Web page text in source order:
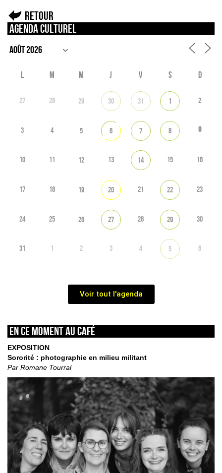
Retour
Agenda culturel
L M M J V S D
27 28 29 30 31 1 2
3 4 5 6 7 8 9
10 11 12 13 14 15 16
17 18 19 20 21 22 23
24 25 26 27 28 29 30
31 1 2 3 4 5 6
Voir tout l'agenda
En ce moment au café
EXPOSITION
Sororité : photographie en milieu militant
Par Romane Tourral